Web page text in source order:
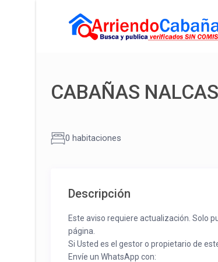
CABAÑAS
0 habitaciones
Descripción
Este aviso requiere actualización. Solo
página.
Si Usted es el gestor o propietario de
Envíe un WhatsApp con: